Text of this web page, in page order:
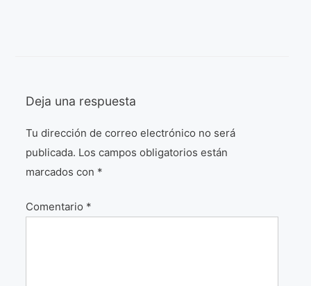
Molière 2022
Exposición París 2021 “Traverser ton miroir” «A
través de tu espejo»
Deja una respuesta
Tu dirección de correo electrónico no será
publicada. Los campos obligatorios están
marcados con *
Comentario *